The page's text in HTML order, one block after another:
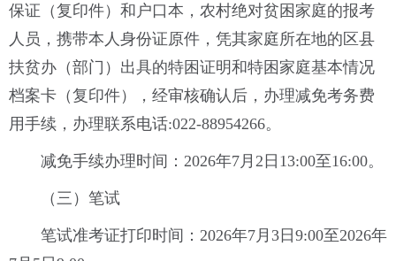
保证（复印件）和户口本，农村绝对贫困家庭的报考
人员，携带本人身份证原件，凭其家庭所在地的区县
扶贫办（部门）出具的特困证明和特困家庭基本情况
档案卡（复印件），经审核确认后，办理减免考务费
用手续，办理联系电话:022-88954266。
减免手续办理时间：2026年7月2日13:00至16:00。
（三）笔试
笔试准考证打印时间：2026年7月3日9:00至2026年